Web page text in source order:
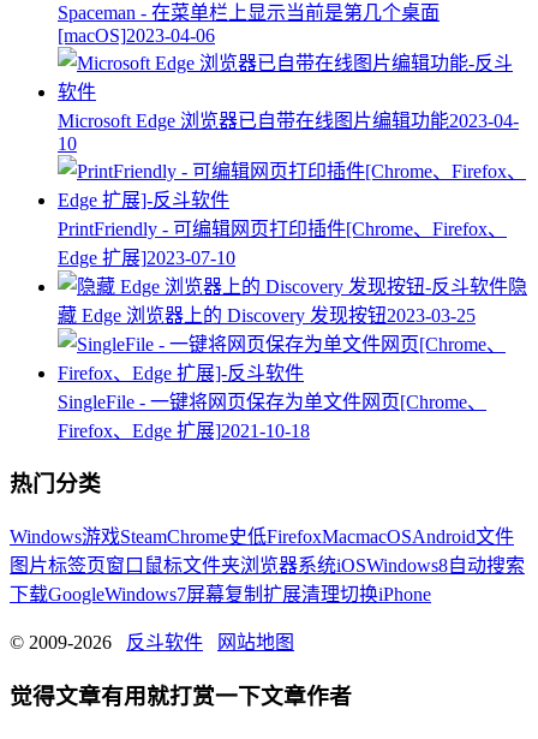
Spaceman - 在菜单栏上显示当前是第几个桌面
[macOS]2023-04-06
Microsoft Edge 浏览器已自带在线图片编辑功能2023-04-
10
PrintFriendly - 可编辑网页打印插件[Chrome、Firefox、
Edge 扩展]2023-07-10
隐
藏 Edge 浏览器上的 Discovery 发现按钮2023-03-25
SingleFile - 一键将网页保存为单文件网页[Chrome、
Firefox、Edge 扩展]2021-10-18
热门分类
Windows游戏SteamChrome史低FirefoxMacmacOSAndroid文件
图片标签页窗口 鼠标文件夹浏览器系统iOSWindows8自动搜索
下载GoogleWindows7屏幕复制 扩展清理切换iPhone
© 2009-2026 反斗软件 网站地图
觉得文章有用就打赏一下文章作者